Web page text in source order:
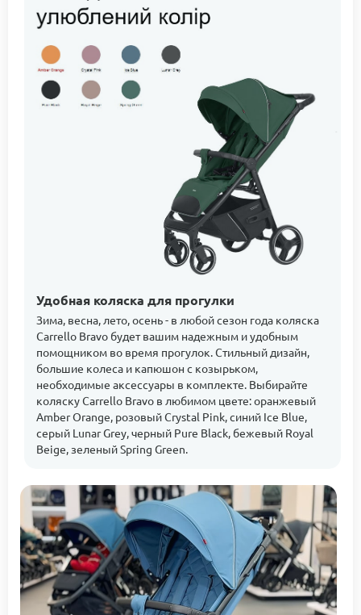
Удобная коляска для прогулки
Зима, весна, лето, осень - в любой сезон года коляска
Carrello Bravo будет вашим надежным и удобным
помощником во время прогулок. Стильный дизайн,
большие колеса и капюшон с козырьком,
необходимые аксессуары в комплекте. Выбирайте
коляску Carrello Bravo в любимом цвете: оранжевый
Amber Orange, розовый Crystal Pink, синий Ice Blue,
серый Lunar Grey, черный Pure Black, бежевый Royal
Beige, зеленый Spring Green.